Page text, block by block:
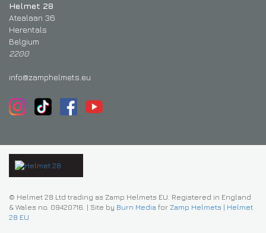
Helmet 28
Atealaan 36
Herentals
Belgium
2200
info@zamphelmets.eu
© Helmet 28 Ltd trading as Zamp Helmets EU. Registered in England
& Wales no. 09420716. | Site by Burn Media for Zamp Helmets | Helmet
28 EU